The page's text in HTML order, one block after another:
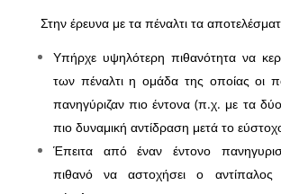
Στην έρευνα με τα πέναλτι τα
Υπήρχε υψηλότερη πιθανότητα να
των πέναλτι η ομάδα της οποίας οι
πανηγύριζαν πιο έντονα (π.χ. με τα δύο
πιο δυναμική αντίδραση μετά το
Έπειτα από έναν έντονο
πιθανό να αστοχήσει ο